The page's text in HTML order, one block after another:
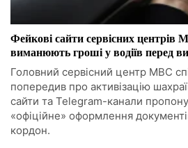
Фейкові сайти сервісних
виманюють гроші у водіїв перед
Головний сервісний центр МВС
попередив про активізацію
сайти та Telegram-канали
«офіційне» оформлення
кордон.